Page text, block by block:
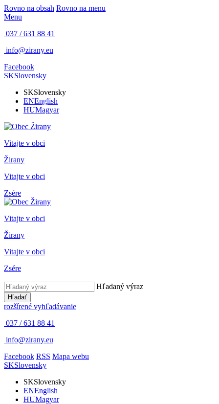
Rovno na obsah Rovno na menu
Menu
037 / 631 88 41
info@zirany.eu
Facebook
SKSlovensky
SKSlovensky
ENEnglish
HUMagyar
Vitajte v obci
Žirany
Vitajte v obci
Zsére
Vitajte v obci
Žirany
Vitajte v obci
Zsére
Hľadaný výraz
Hľadať
rozšírené vyhľadávanie
037 / 631 88 41
info@zirany.eu
Facebook RSS Mapa webu
SKSlovensky
SKSlovensky
ENEnglish
HUMagyar